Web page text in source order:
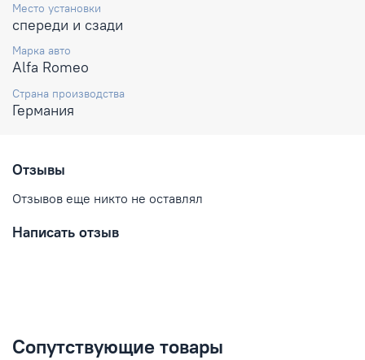
Место установки
спереди и сзади
Марка авто
Alfa Romeo
Страна производства
Германия
Отзывы
Отзывов еще никто не оставлял
Написать отзыв
Сопутствующие товары